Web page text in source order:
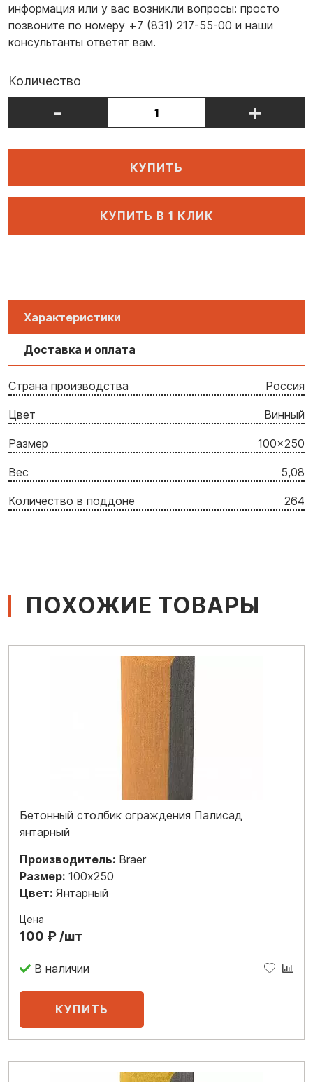
информация или у вас возникли вопросы: просто
позвоните по номеру +7 (831) 217-55-00 и наши
консультанты ответят вам.
Количество
- +
КУПИТЬ
КУПИТЬ В 1 КЛИК
Характеристики
Доставка и оплата
Страна производства Россия
Цвет Винный
Размер 100x250
Вес 5,08
Количество в поддоне 264
ПОХОЖИЕ ТОВАРЫ
Бетонный столбик ограждения Палисад
янтарный
Производитель: Braer
Размер: 100x250
Цвет: Янтарный
Цена
100 ₽ /шт
В наличии